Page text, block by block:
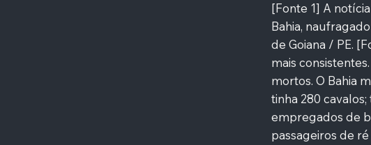
[Fonte 1] A
Bahia,
de Goiana / PE.
mais
mortos. O Bahia
tinha 280
empregados de
passageiros de